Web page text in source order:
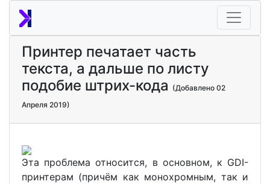
Принтер печатает часть
текста, а дальше по листу
подобие штрих-кода (Добавлено 02
Апреля 2019)
Эта проблема относится, в основном, к GDI-
принтерам (причём как монохромным, так и